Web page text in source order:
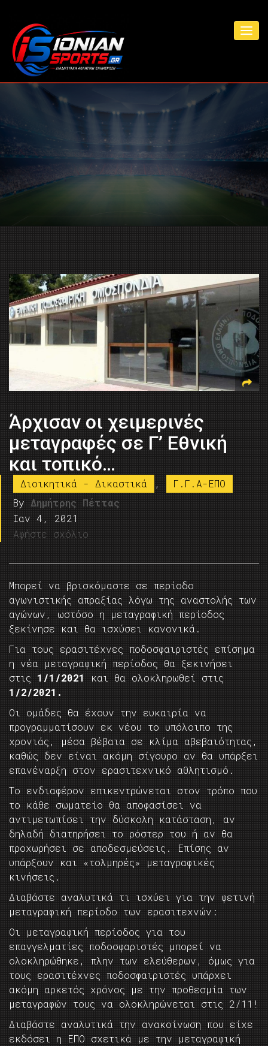
Άρχισαν οι χειμερινές
μεταγραφές σε Γ’ Εθνική
και τοπικό…
Διοικητικά - Δικαστικά ,
Γ.Γ.Α-ΕΠΟ
By Δημήτρης Πέττας
Ιαν 4, 2021
Αφήστε σχόλιο
Μπορεί να βρισκόμαστε σε περίοδο
αγωνιστικής απραξίας λόγω της αναστολής των
αγώνων, ωστόσο η μεταγραφική περίοδος
ξεκίνησε και θα ισχύσει κανονικά.
Για τους ερασιτέχνες ποδοσφαιριστές επίσημα
η νέα μεταγραφική περίοδος θα ξεκινήσει
στις 1/1/2021
και θα ολοκληρωθεί στις
1/2/2021.
Οι ομάδες θα έχουν την ευκαιρία να
προγραμματίσουν εκ νέου το υπόλοιπο της
χρονιάς, μέσα βέβαια σε κλίμα αβεβαιότητας,
καθώς δεν είναι ακόμη σίγουρο αν θα υπάρξει
επανέναρξη στον ερασιτεχνικό αθλητισμό.
Το ενδιαφέρον επικεντρώνεται στον τρόπο που
το κάθε σωματείο θα αποφασίσει να
αντιμετωπίσει την δύσκολη κατάσταση, αν
δηλαδή διατηρήσει το ρόστερ του ή αν θα
προχωρήσει σε αποδεσμεύσεις. Επίσης αν
υπάρξουν και «τολμηρές» μεταγραφικές
κινήσεις.
Διαβάστε αναλυτικά τι ισχύει για την φετινή
μεταγραφική περίοδο των ερασιτεχνών:
Οι μεταγραφική περίοδος για του
επαγγελματίες ποδοσφαριστές μπορεί να
ολοκληρώθηκε, πλην των ελεύθερων, όμως για
τους ερασιτέχνες ποδοσφαιριστές υπάρχει
ακόμη αρκετός χρόνος με την προθεσμία των
μεταγραφών τους να ολοκληρώνεται στις 2/11!
Διαβάστε αναλυτικά την ανακοίνωση που είχε
εκδόσει η ΕΠΟ σχετικά με την μεταγραφική